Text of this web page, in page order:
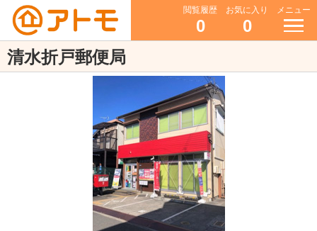
閲覧履歴
0
お気に入り
0
メニュー
清水折戸郵便局